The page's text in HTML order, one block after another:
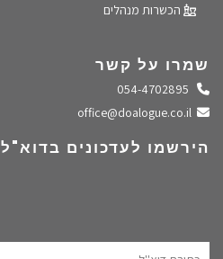
הכשרות מנהלים
שמרו על קשר
התקשרו אלינו
שלחו מייל
הירשמו לעדכונים בדוא"ל